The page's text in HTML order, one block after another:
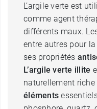
L’argile verte est
comme agent
différents maux.
entre autres pour
ses propriétés
L’argile verte illite
naturellement riche
éléments